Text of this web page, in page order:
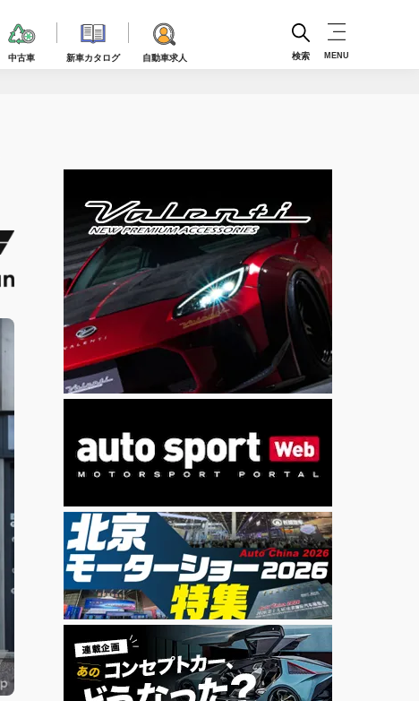
中古車 新車カタログ 自動車求人 検索 MENU